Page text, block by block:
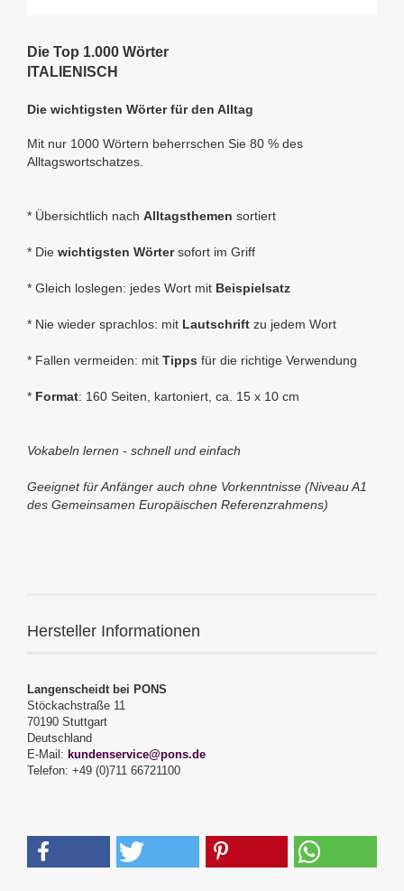
Die Top 1.000 Wörter
ITALIENISCH
Die wichtigsten Wörter für den Alltag
Mit nur 1000 Wörtern beherrschen Sie 80 % des
Alltagswortschatzes.
* Übersichtlich nach Alltagsthemen sortiert
* Die wichtigsten Wörtersofort im Griff
* Gleich loslegen: jedes Wort mit Beispielsatz
* Nie wieder sprachlos: mit Lautschrift zu jedem Wort
* Fallen vermeiden: mit Tipps für die richtige Verwendung
* Format: 160 Seiten, kartoniert, ca. 15 x 10 cm
Vokabeln lernen - schnell und einfach
Geeignet für Anfänger auch ohne Vorkenntnisse (Niveau A1
des Gemeinsamen Europäischen Referenzrahmens)
Hersteller Informationen
Langenscheidt bei PONS
Stöckachstraße 11
70190 Stuttgart
Deutschland
E-Mail: kundenservice@pons.de
Telefon: +49 (0)711 66721100